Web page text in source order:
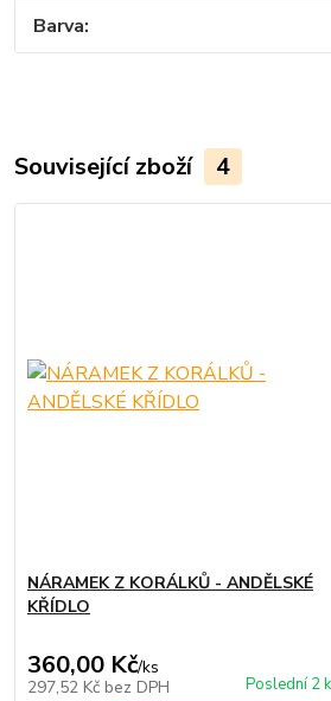
Barva
Související zboží 4
NÁRAMEK Z KORÁLKŮ - ANDĚLSKÉ
KŘÍDLO
360,00 Kč/ks
297,52 Kč bez DPH Poslední 2